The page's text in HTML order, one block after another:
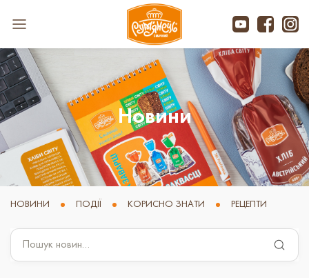
Новини
НОВИНИ ПОДІЇ КОРИСНО ЗНАТИ РЕЦЕПТИ